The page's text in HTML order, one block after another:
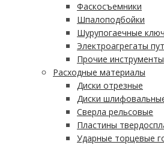
Фаскосъемники
Шпалоподбойки
Шурупогаечные
Электроагрегаты
Прочие инструменты
Расходные материалы
Диски отрезные
Диски
Сверла рельсовые
Пластины
Ударные торцевые